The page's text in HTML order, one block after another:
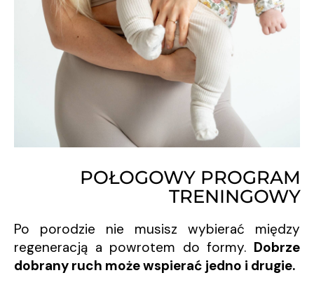
POŁOGOWY PROGRAM
TRENINGOWY
Po porodzie nie musisz wybierać między
regeneracją a powrotem do formy. Dobrze
dobrany ruch może wspierać jedno i drugie.